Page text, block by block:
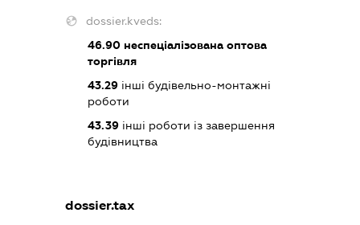
dossier.kveds:
46.90неспеціалізована оптова
торгівля
43.29інші будівельно-монтажні
роботи
43.39інші роботи із завершення
будівництва
dossier.tax